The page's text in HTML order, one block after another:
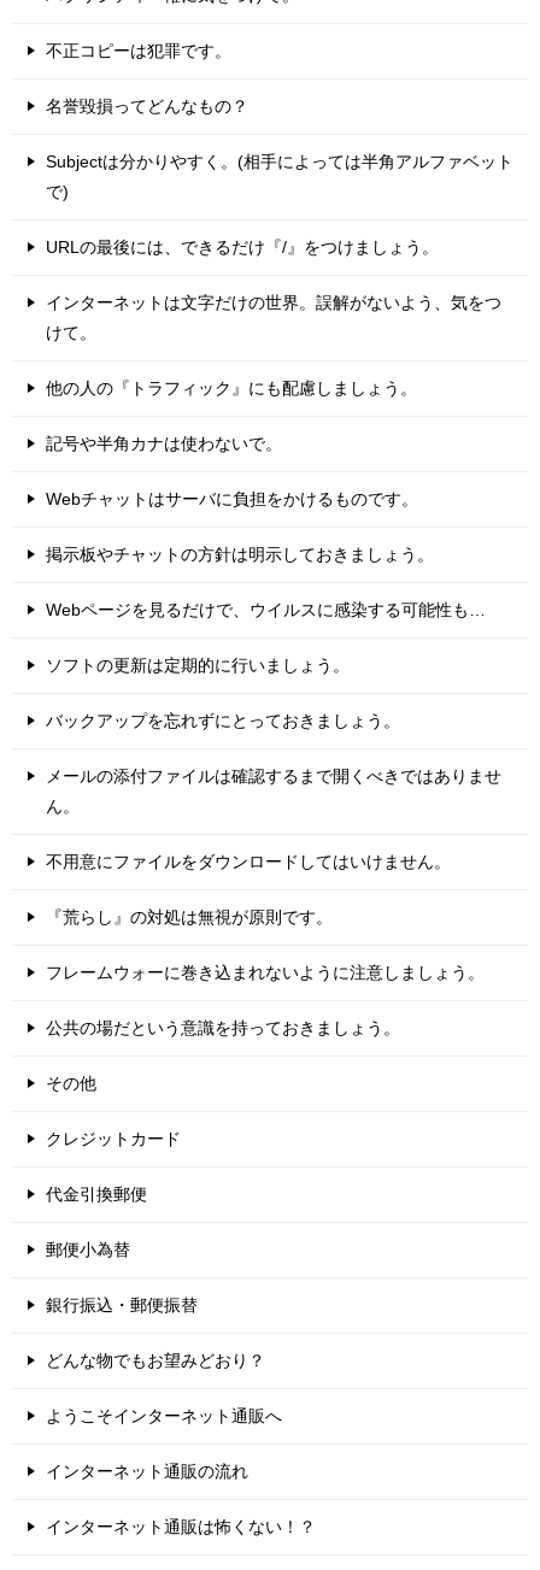
不正コピーは犯罪です。
名誉毀損ってどんなもの？
Subjectは分かりやすく。(相手によっては半角アルファベット
で)
URLの最後には、できるだけ『/』をつけましょう。
インターネットは文字だけの世界。誤解がないよう、気をつ
けて。
他の人の『トラフィック』にも配慮しましょう。
記号や半角カナは使わないで。
Webチャットはサーバに負担をかけるものです。
掲示板やチャットの方針は明示しておきましょう。
Webページを見るだけで、ウイルスに感染する可能性も…
ソフトの更新は定期的に行いましょう。
バックアップを忘れずにとっておきましょう。
メールの添付ファイルは確認するまで開くべきではありませ
ん。
不用意にファイルをダウンロードしてはいけません。
『荒らし』の対処は無視が原則です。
フレームウォーに巻き込まれないように注意しましょう。
公共の場だという意識を持っておきましょう。
その他
クレジットカード
代金引換郵便
郵便小為替
銀行振込・郵便振替
どんな物でもお望みどおり？
ようこそインターネット通販へ
インターネット通販の流れ
インターネット通販は怖くない！？